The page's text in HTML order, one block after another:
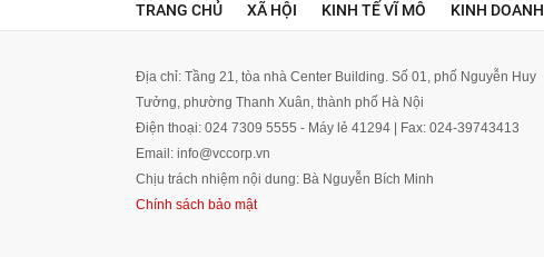
TRANG CHỦ XÃ HỘI KINH TẾ VĨ MÔ KINH DOANH
Địa chỉ: Tầng 21, tòa nhà Center Building. Số 01, phố Nguyễn Huy
Tưởng, phường Thanh Xuân, thành phố Hà Nội
Điện thoại: 024 7309 5555 - Máy lẻ 41294 | Fax: 024-39743413
Email: info@vccorp.vn
Chịu trách nhiệm nội dung: Bà Nguyễn Bích Minh
Chính sách bảo mật